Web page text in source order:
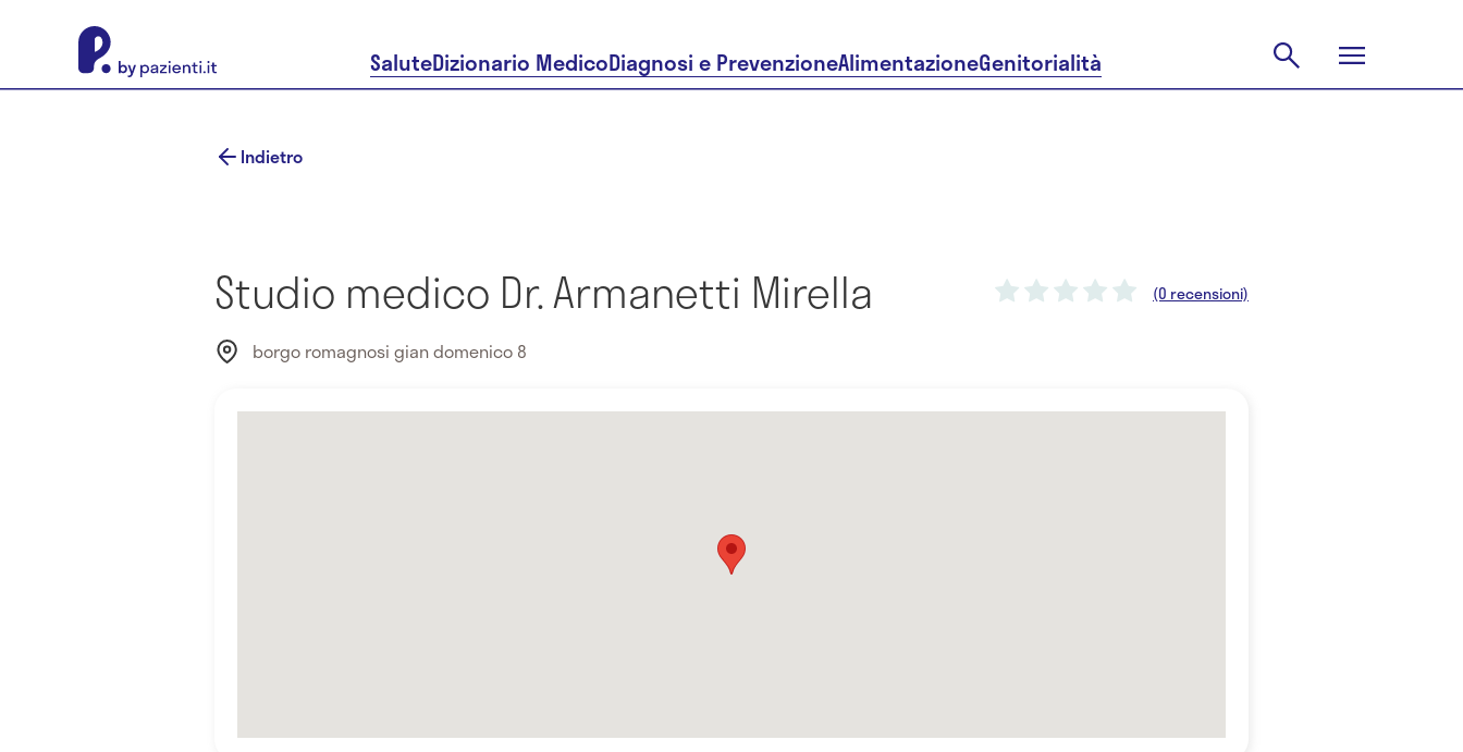
SaluteDizionario MedicoDiagnosi e PrevenzioneAlimentazioneGenitorialità
Indietro
Studio medico Dr. Armanetti Mirella (0 recensioni)
borgo romagnosi gian domenico 8